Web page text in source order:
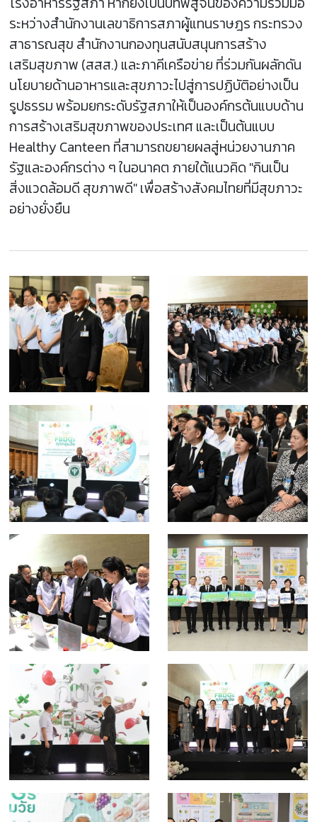
ระหว่างสำนักงานเลขาธิการสภาผู้แทนราษฎร กระทรวง
สาธารณสุข สำนักงานกองทุนสนับสนุนการสร้าง
เสริมสุขภาพ (สสส.) และภาคีเครือข่าย ที่ร่วมกันผลักดัน
นโยบายด้านอาหารและสุขภาวะไปสู่การปฏิบัติอย่างเป็น
รูปธรรม พร้อมยกระดับรัฐสภาให้เป็นองค์กรต้นแบบด้าน
การสร้างเสริมสุขภาพของประเทศ และเป็นต้นแบบ
Healthy Canteen ที่สามารถขยายผลสู่หน่วยงานภาค
รัฐและองค์กรต่าง ๆ ในอนาคต ภายใต้แนวคิด "กินเป็น
สิ่งแวดล้อมดี สุขภาพดี" เพื่อสร้างสังคมไทยที่มีสุขภาวะ
อย่างยั่งยืน